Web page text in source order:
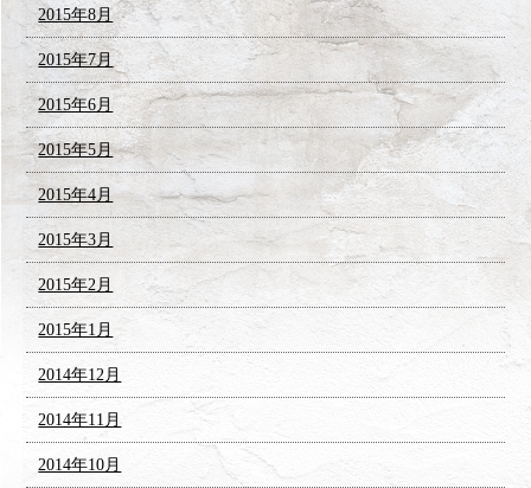
2015年8月
2015年7月
2015年6月
2015年5月
2015年4月
2015年3月
2015年2月
2015年1月
2014年12月
2014年11月
2014年10月